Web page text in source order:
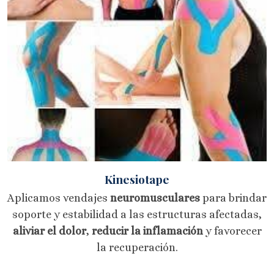
Kinesiotape
Aplicamos vendajes neuromusculares para brindar
soporte y estabilidad a las estructuras afectadas,
aliviar el dolor, reducir la inflamacióny favorecer
la recuperación.